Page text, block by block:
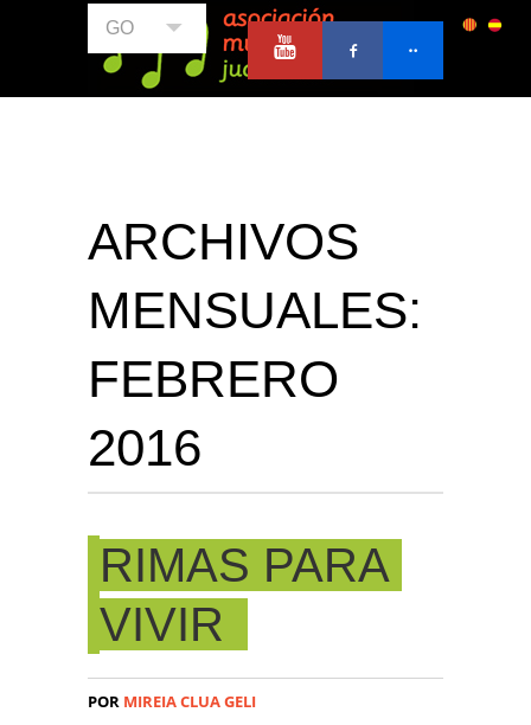
GO
ARCHIVOS
MENSUALES:
FEBRERO
2016
RIMAS PARA
VIVIR
POR MIREIA CLUA GELI